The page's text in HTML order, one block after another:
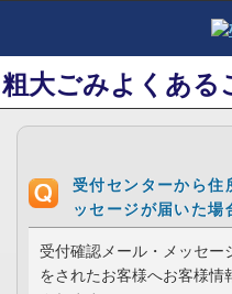
粗大ごみよくある
受付センターから住
ッセージが届いた
受付確認メール・メッセー
をされたお客様へお客様情